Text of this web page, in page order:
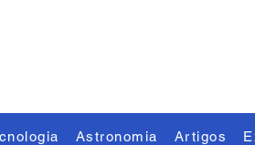
Astronomia Artigos